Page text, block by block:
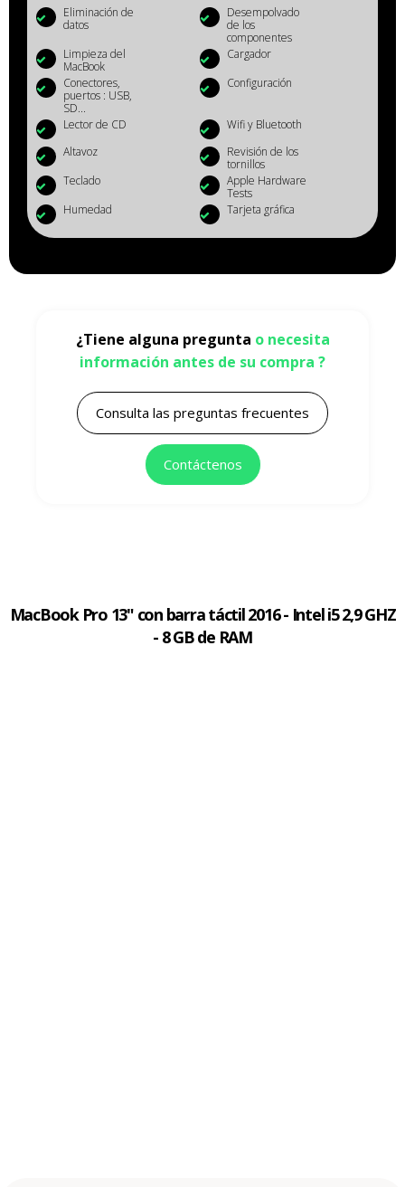
Eliminación de
datos
Desempolvado
de los
componentes
Limpieza del
MacBook
Cargador
Conectores,
puertos : USB,
SD...
Configuración
Lector de CD
Wifi y Bluetooth
Altavoz
Revisión de los
tornillos
Teclado
Apple Hardware
Tests
Humedad
Tarjeta gráfica
¿Tiene alguna pregunta o necesita
información antes de su compra ?
Consulta las preguntas frecuentes
Contáctenos
MacBook Pro 13" con barra táctil 2016 - Intel i5 2,9 GHZ
- 8 GB de RAM